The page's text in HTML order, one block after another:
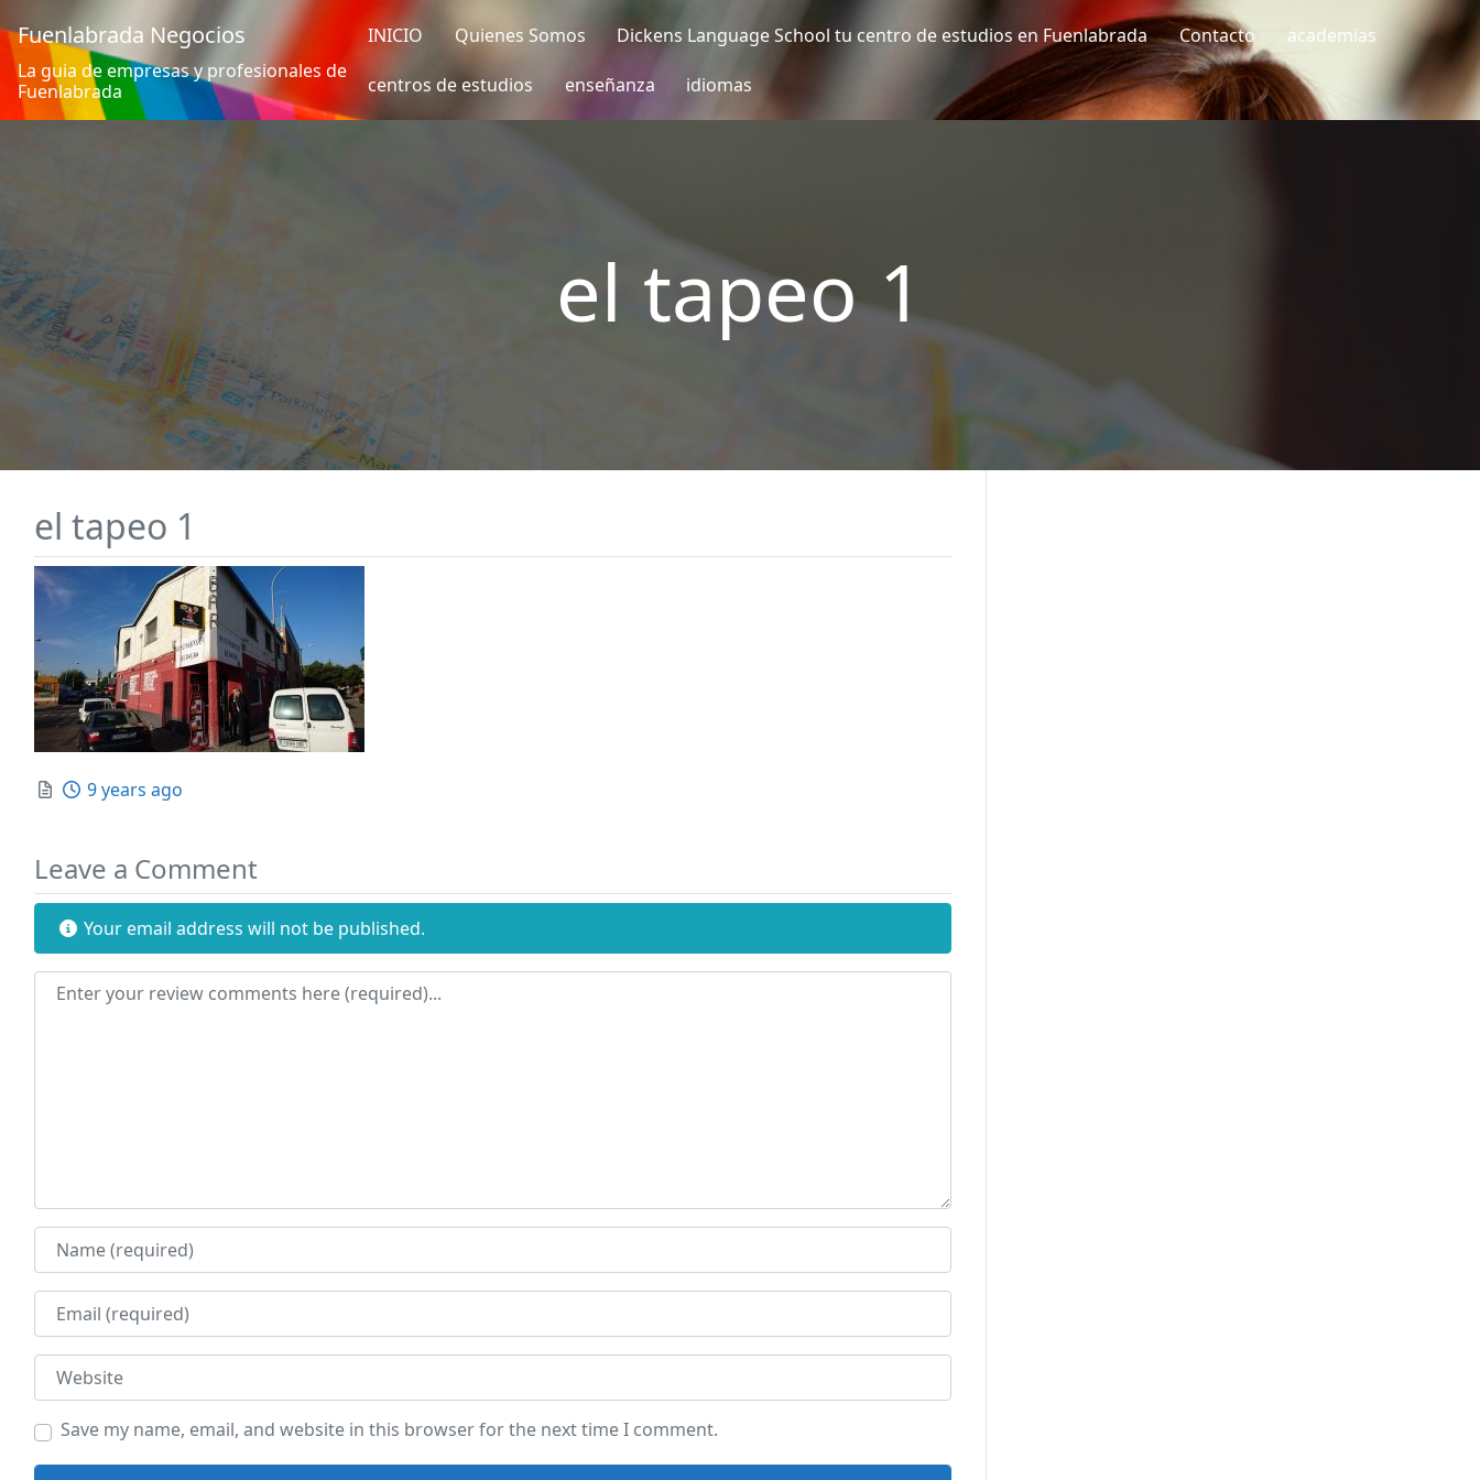
Fuenlabrada Negocios
La guia de empresas y profesionales de
Fuenlabrada
INICIO Quienes Somos Dickens Language School tu centro de estudios en Fuenlabrada Contacto academias
centros de estudios enseñanza idiomas
el tapeo 1
el tapeo 1
Posted
9 years ago
Leave a Comment
Your email address will not be published.
Review text
Name
Email
Website
Save my name, email, and website in this browser for the next time I comment.